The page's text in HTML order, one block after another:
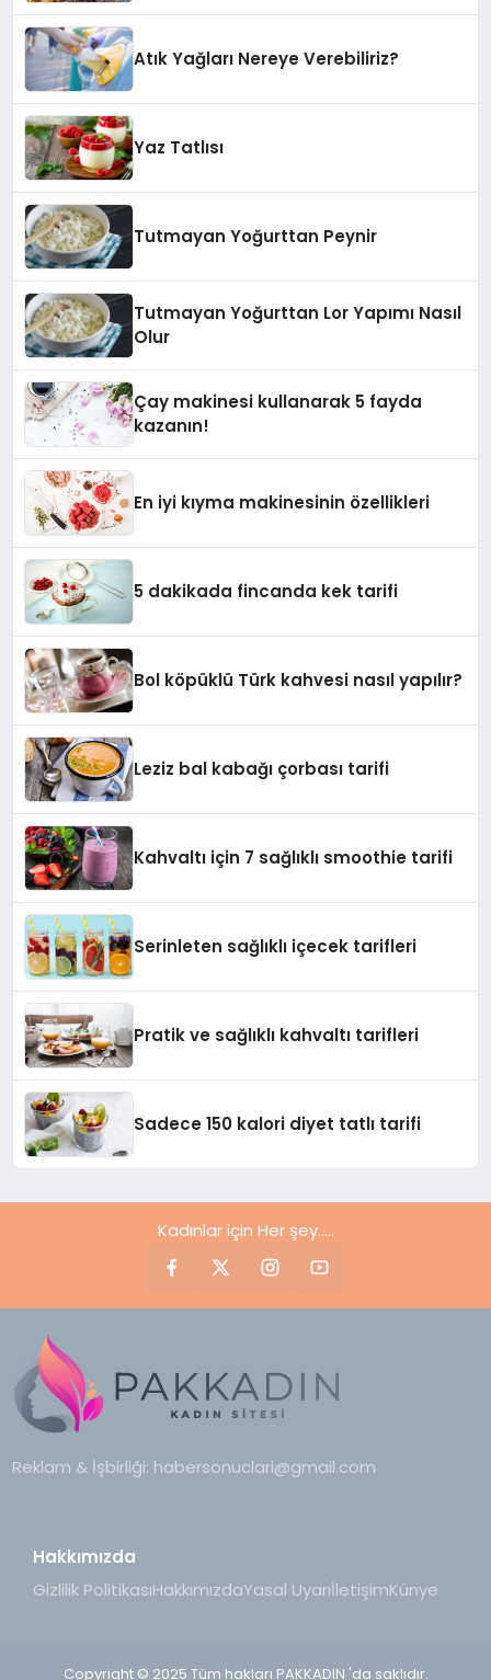
Atık Yağları Nereye Verebiliriz?
Yaz Tatlısı
Tutmayan Yoğurttan Peynir
Tutmayan Yoğurttan Lor Yapımı Nasıl
Olur
Çay makinesi kullanarak 5 fayda
kazanın!
En iyi kıyma makinesinin özellikleri
5 dakikada fincanda kek tarifi
Bol köpüklü Türk kahvesi nasıl yapılır?
Leziz bal kabağı çorbası tarifi
Kahvaltı için 7 sağlıklı smoothie tarifi
Serinleten sağlıklı içecek tarifleri
Pratik ve sağlıklı kahvaltı tarifleri
Sadece 150 kalori diyet tatlı tarifi
Kadınlar için Her şey.....
Reklam & İşbirliği: habersonuclari@gmail.com
Hakkımızda
Gizlilik PolitikasıHakkımızdaYasal UyarıİletişimKünye
Copyright © 2025 Tüm hakları PAKKADIN 'da saklıdır.